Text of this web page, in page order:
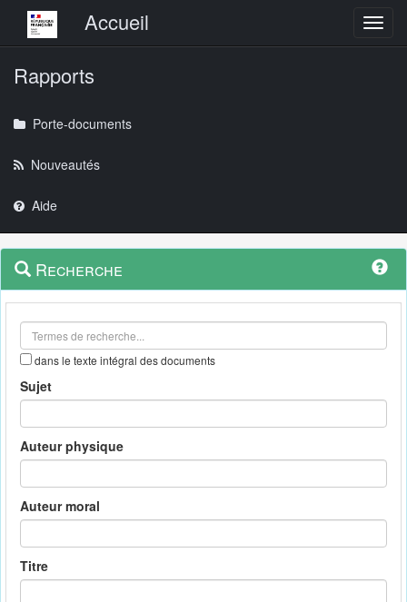
Menu principalAccueil
Rapports
Porte-documents
Nouveautés
Aide
Navigation
outils
Menu
contextuel
Recherche
dans le texte intégral des documents
Sujet
Auteur physique
Auteur moral
Titre